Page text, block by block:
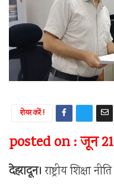
शेयर करें !
posted on : जून 21,
देहरादून। राष्ट्रीय शिक्षा